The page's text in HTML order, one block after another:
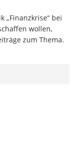
„Finanzkrise“ bei
wollen,
zum Thema.